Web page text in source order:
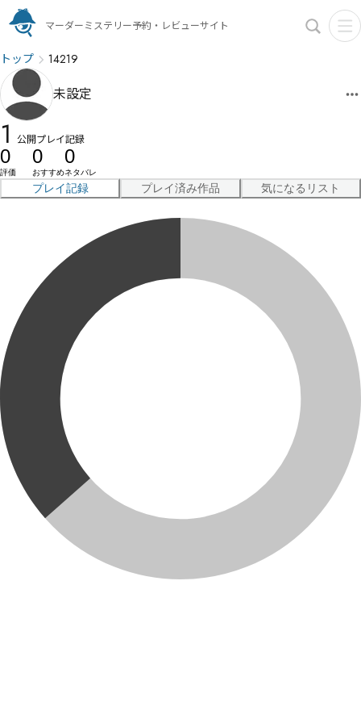
マーダーミステリー予約・レビューサイト
トップ 14219
未設定
1 公開プレイ記録
0
評価
0
おすすめ
0
ネタバレ
プレイ記録 プレイ済み作品 気になるリスト